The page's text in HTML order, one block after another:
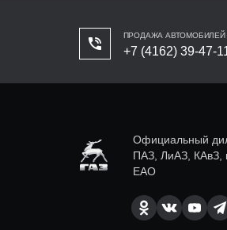
ПРОДАЖА АВТОМОБИЛЕЙ
+7 (4162) 39-47-
Официальный
ПАЗ, ЛиАЗ, КАвЗ,
ЕАО